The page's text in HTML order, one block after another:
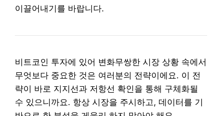
이끌어내기를 바랍니다.
비트코인 투자에 있어 변화무쌍한 시장 상황 속에서
무엇보다 중요한 것은 여러분의 전략이에요. 이 전
략이 바로 지지선과 저항선 확인을 통해 구체화될
수 있으니까요. 항상 시장을 주시하고, 데이터를 기